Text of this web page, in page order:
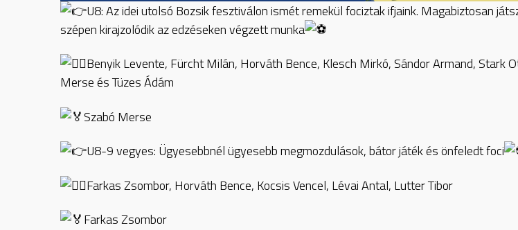
U8: Az idei utolsó Bozsik fesztiválon ismét remekül fociztak ifjaink. Magabiztosan
szépen kirajzolódik az edzéseken végzett munka
Benyik Levente, Fürcht Milán, Horváth Bence, Klesch Mirkó, Sándor Armand, Stark
Merse és Tüzes Ádám
Szabó Merse
U8-9 vegyes: Ügyesebbnél ügyesebb megmozdulások, bátor játék és önfeledt foci
Farkas Zsombor, Horváth Bence, Kocsis Vencel, Lévai Antal, Lutter Tibor
Farkas Zsombor